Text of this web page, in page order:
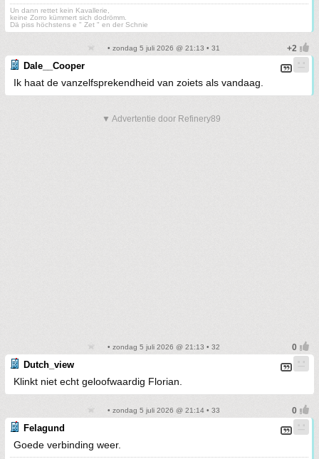
Un dann rettet kein Kavallerie,
keine Zorro kümmert sich dodrömm.
Dä piss höchstens e " Zet " en der Schnie
• zondag 5 juli 2026 @ 21:13 • 31
Dale__Cooper
Ik haat de vanzelfsprekendheid van zoiets als vandaag.
▼ Advertentie door Refinery89
• zondag 5 juli 2026 @ 21:13 • 32
Dutch_view
Klinkt niet echt geloofwaardig Florian.
• zondag 5 juli 2026 @ 21:14 • 33
Felagund
Goede verbinding weer.